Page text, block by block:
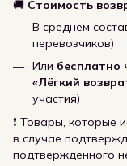
🚚 Стоимость
В среднем
перевозчиков)
Или бесплатно
«Лёгкий
участия)
❗ Товары, которые
в случае
подтверждённого